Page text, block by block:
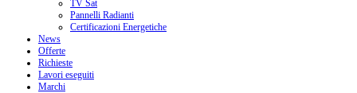
TV Sat
Pannelli Radianti
Certificazioni Energetiche
News
Offerte
Richieste
Lavori eseguiti
Marchi